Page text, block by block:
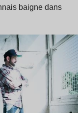
baigne dans